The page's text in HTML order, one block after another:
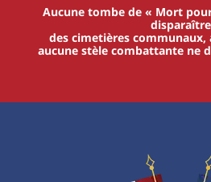
Aucune tombe de « Mort
disparaître
des cimetières
aucune stèle combattante ne